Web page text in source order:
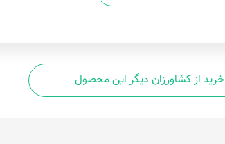
خرید از کشاورزان دیگر این محصول